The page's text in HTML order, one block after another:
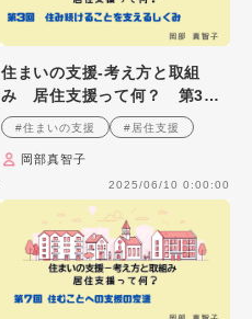
住まいの支援‐考え方と取組
み 居住支援って何？ 第3
回 住み続けることを支えるし
くみ
#住まいの支援 #居住支援
岡部真智子
2025/06/10 0:00:00